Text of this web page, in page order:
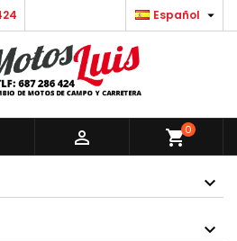
Español 
 shopping_cart0